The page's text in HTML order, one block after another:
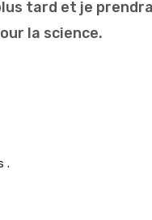
tard et je
la science.
.